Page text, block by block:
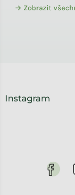
→ Zobrazit
Instagram